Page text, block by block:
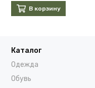
В корзину
Каталог
Одежда
Обувь